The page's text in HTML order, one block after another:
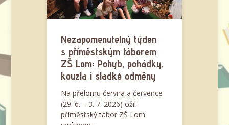
Nezapomenutelný týden
s příměstským táborem
ZŠ Lom: Pohyb, pohádky,
kouzla i sladké odměny
Na přelomu června a července
(29. 6. – 3. 7. 2026) ožil
příměstský tábor ZŠ Lom